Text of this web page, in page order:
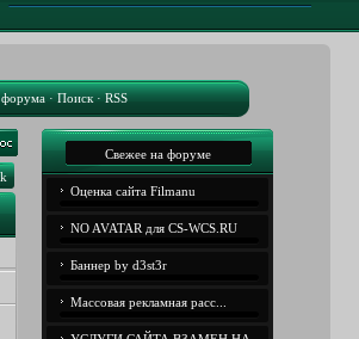
·Поиск·RSS
Свежее на форуме
Оценка сайта Filmanu
NO AVATAR для CS-WCS.RU
Баннер by d3st3r
Массовая рекламная расс...